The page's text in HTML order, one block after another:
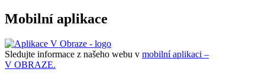
Mobilní aplikace
Sledujte informace z našeho webu v mobilní aplikaci –
V OBRAZE.